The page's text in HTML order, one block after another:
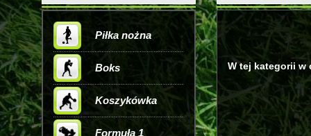
Piłka nożna
Boks
Koszykówka
Formuła 1
W tej kategorii w